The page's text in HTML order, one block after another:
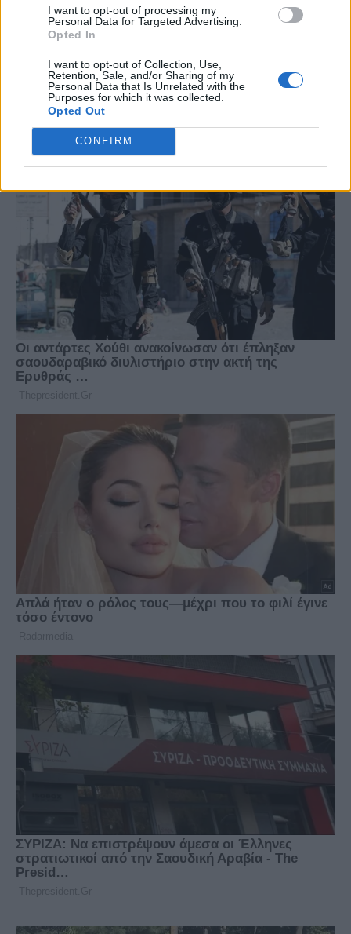
I want to opt-out of processing my
Personal Data for Targeted Advertising.
Opted In
I want to opt-out of Collection, Use,
Retention, Sale, and/or Sharing of my
Personal Data that Is Unrelated with the
Purposes for which it was collected.
Opted Out
CONFIRM